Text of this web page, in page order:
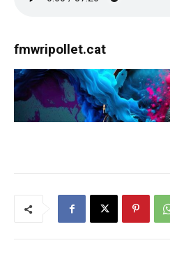
fmwripollet.cat